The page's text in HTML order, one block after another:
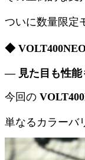
ついに数量限定
◆
― 見た目も性
今回の
単なるカラーバ